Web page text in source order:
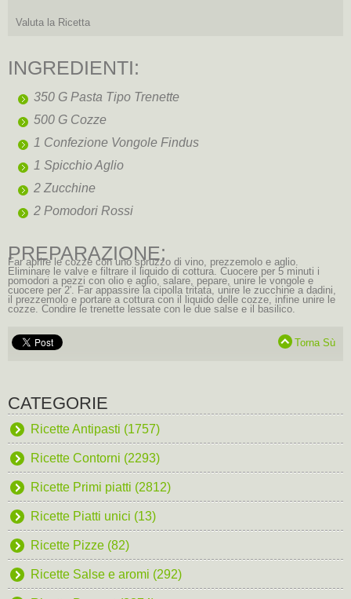
Valuta la Ricetta
INGREDIENTI:
350 G Pasta Tipo Trenette
500 G Cozze
1 Confezione Vongole Findus
1 Spicchio Aglio
2 Zucchine
2 Pomodori Rossi
PREPARAZIONE:
Far aprire le cozze con uno spruzzo di vino, prezzemolo e aglio.
Eliminare le valve e filtrare il liquido di cottura. Cuocere per 5 minuti i
pomodori a pezzi con olio e aglio, salare, pepare, unire le vongole e
cuocere per 2'. Far appassire la cipolla tritata, unire le zucchine a dadini,
il prezzemolo e portare a cottura con il liquido delle cozze, infine unire le
cozze. Condire le trenette lessate con le due salse e il basilico.
Torna Sù
CATEGORIE
Ricette Antipasti (1757)
Ricette Contorni (2293)
Ricette Primi piatti (2812)
Ricette Piatti unici (13)
Ricette Pizze (82)
Ricette Salse e aromi (292)